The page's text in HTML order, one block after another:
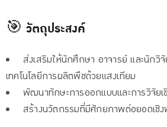
🎯 วัตถุประสงค์
ส่งเสริมให้นักศึกษา อาจารย์ และนักวิ
เทคโนโลยีการผลิตพืชด้วยแสงเทียม
พัฒนาทักษะการออกแบบและการวิจัย
สร้างนวัตกรรมที่มีศักยภาพต่อยอดเ